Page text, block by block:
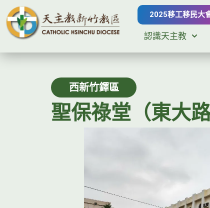
2025移工移民大
認識天主教
西新竹鐸區
聖保祿堂（東大路